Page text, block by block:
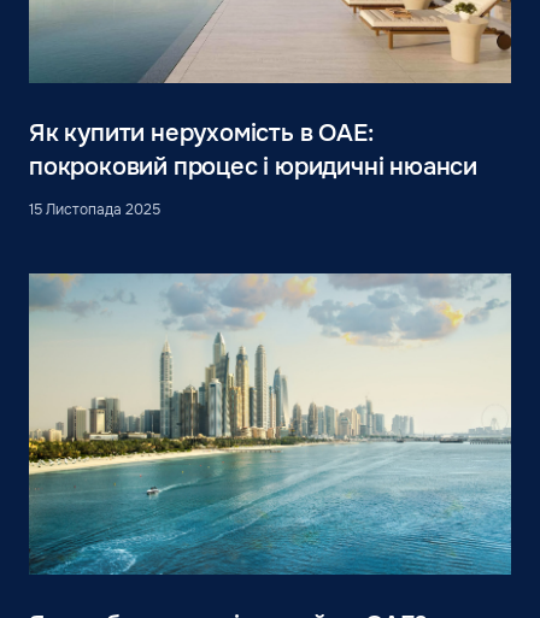
Як купити нерухомість в ОАЕ:
покроковий процес і юридичні нюанси
15 Листопада 2025